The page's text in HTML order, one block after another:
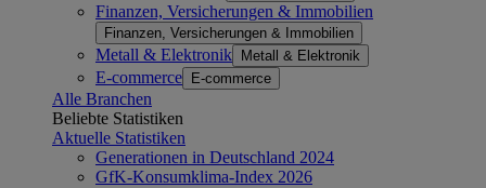
Finanzen, Versicherungen & Immobilien
Finanzen, Versicherungen & Immobilien
Metall & Elektronik Metall & Elektronik
E-commerce E-commerce
Alle Branchen
Beliebte Statistiken
Aktuelle Statistiken
Generationen in Deutschland 2024
GfK-Konsumklima-Index 2026